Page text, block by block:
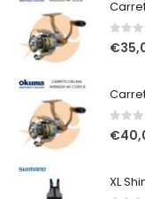
0out
€
0out
€